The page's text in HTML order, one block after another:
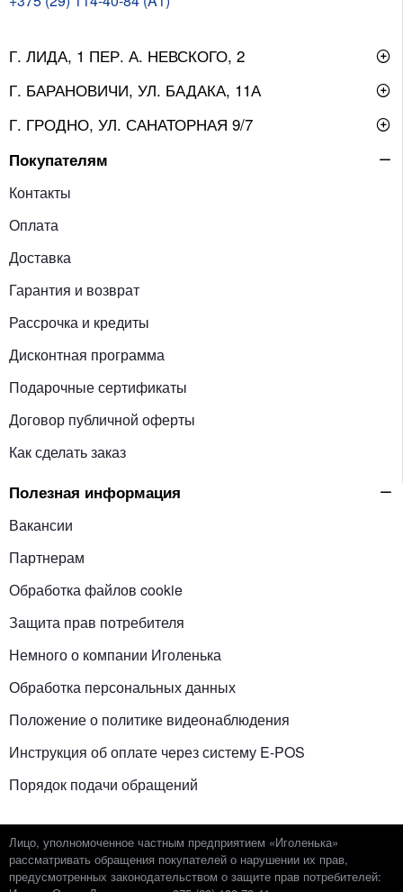
Г. ЛИДА, 1 ПЕР. А. НЕВСКОГО, 2
Г. БАРАНОВИЧИ, УЛ. БАДАКА, 11А
Г. ГРОДНО, УЛ. САНАТОРНАЯ 9/7
Покупателям
Контакты
Оплата
Доставка
Гарантия и возврат
Рассрочка и кредиты
Дисконтная программа
Подарочные сертификаты
Договор публичной оферты
Как сделать заказ
Полезная информация
Вакансии
Партнерам
Обработка файлов cookie
Защита прав потребителя
Немного о компании Иголенька
Обработка персональных данных
Положение о политике видеонаблюдения
Инструкция об оплате через систему E-POS
Порядок подачи обращений
Лицо, уполномоченное частным предприятием «Иголенька»
рассматривать обращения покупателей о нарушении их прав,
предусмотренных законодательством о защите прав потребителей: